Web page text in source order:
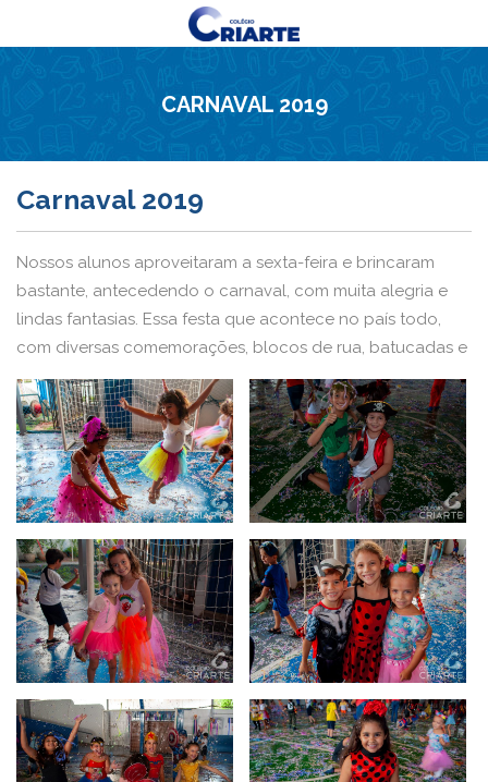
CARNAVAL 2019
Carnaval 2019
Nossos alunos aproveitaram a sexta-feira e brincaram
bastante, antecedendo o carnaval, com muita alegria e
lindas fantasias. Essa festa que acontece no país todo,
com diversas comemorações, blocos de rua, batucadas e
marchinhas animam as pessoas de todos os lugares.